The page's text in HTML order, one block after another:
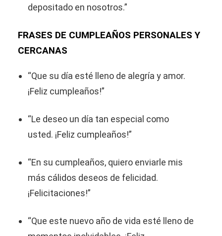
depositado en nosotros.”
FRASES DE CUMPLEAÑOS PERSONALES Y
CERCANAS
“Que su día esté lleno de alegría y amor.
¡Feliz cumpleaños!”
“Le deseo un día tan especial como
usted. ¡Feliz cumpleaños!”
“En su cumpleaños, quiero enviarle mis
más cálidos deseos de felicidad.
¡Felicitaciones!”
“Que este nuevo año de vida esté lleno de